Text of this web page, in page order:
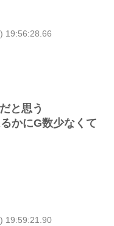
19:56:28.66
と思う
かにG数少なくて
19:59:21.90